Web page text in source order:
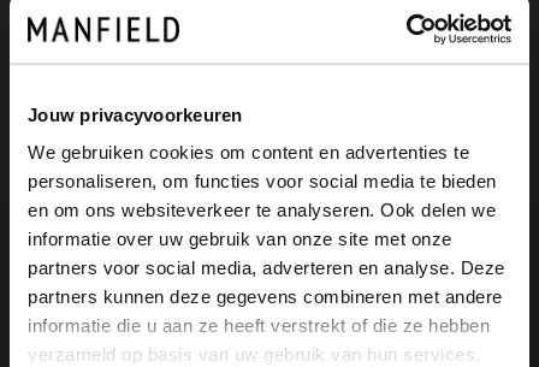
Jouw privacyvoorkeuren
We gebruiken cookies om content en advertenties te
personaliseren, om functies voor social media te bieden
en om ons websiteverkeer te analyseren. Ook delen we
informatie over uw gebruik van onze site met onze
partners voor social media, adverteren en analyse. Deze
partners kunnen deze gegevens combineren met andere
informatie die u aan ze heeft verstrekt of die ze hebben
verzameld op basis van uw gebruik van hun services.
Grijze suède sneakers van Manfield. De
sneakers hebben een witte zool van 4 cm.
We adviseren als verzorging en
bescherming de suède/nubuck spray in
transparant.
×
View this website in English?
It looks like your language isn't Dutch. Would
you like to switch to English?